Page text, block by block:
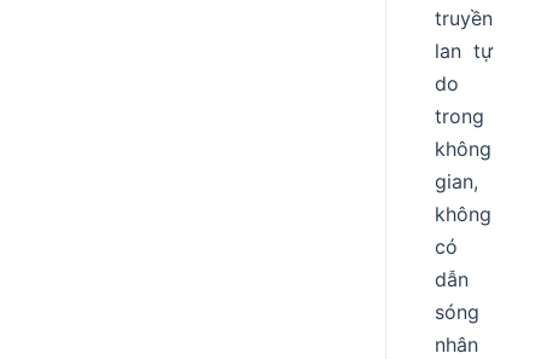
truyền
lan tự
do
trong
không
gian,
không
có
dẫn
sóng
nhân